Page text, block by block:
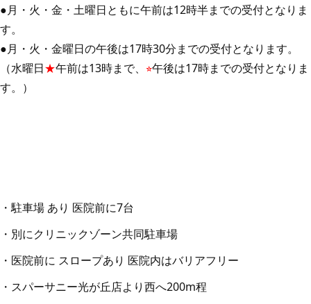
●月・火・金・土曜日ともに午前は12時半までの受付となりま
す。
●月・火・金曜日の午後は17時30分までの受付となります。
（水曜日★午前は13時まで、 ⭐︎午後は17時までの受付となりま
す。）
・駐車場 あり 医院前に7台
・別にクリニックゾーン共同駐車場
・医院前に スロープあり 医院内はバリアフリー
・スパーサニー光が丘店より西へ200m程